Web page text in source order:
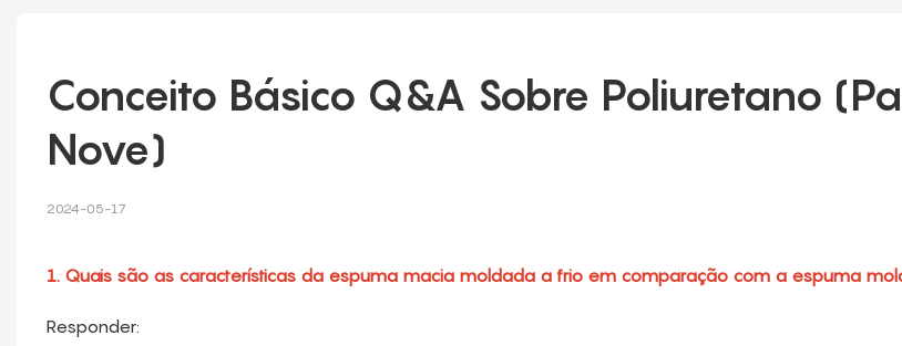
Conceito Básico Q&A Sobre Poliuretano
Nove)
2024-05-17
1. Quais são as características da espuma macia moldada a frio em comparação com a espuma
Responder: